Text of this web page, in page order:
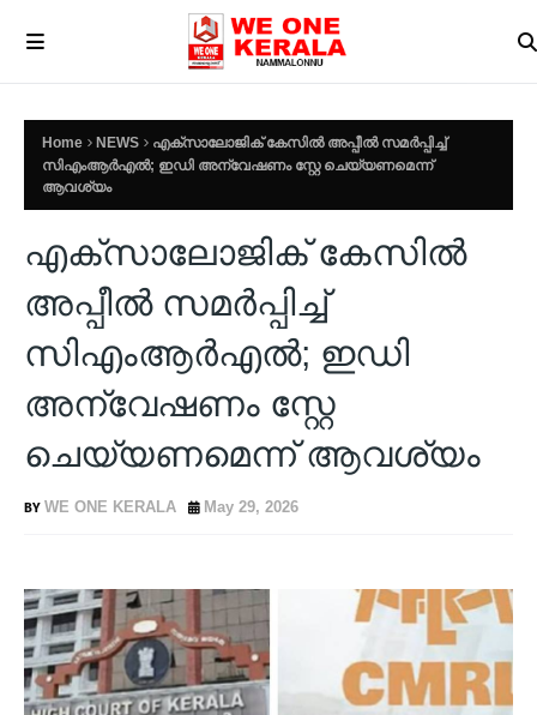
Home NEWS
എക്സാലോജിക് കേസിൽ അപ്പീൽ സമർപ്പിച്ച്
സിഎംആർഎൽ; ഇഡി അന്വേഷണം സ്റ്റേ ചെയ്യണമെന്ന്
ആവശ്യം
എക്സാലോജിക് കേസിൽ
അപ്പീൽ സമർപ്പിച്ച്
സിഎംആർഎൽ; ഇഡി
അന്വേഷണം സ്റ്റേ
ചെയ്യണമെന്ന് ആവശ്യം
WE ONE KERALA May 29, 2026